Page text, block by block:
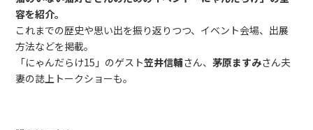
容を紹介。
これまでの歴史や思い出を振り返りつつ、イベント会場、出展
方法などを掲載。
「にゃんだらけ15」のゲスト笠井信輔さん、茅原ますみさん夫
妻の誌上トークショーも。